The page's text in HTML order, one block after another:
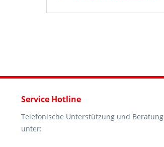
Service Hotline
Telefonische Unterstützung und Beratung
unter: